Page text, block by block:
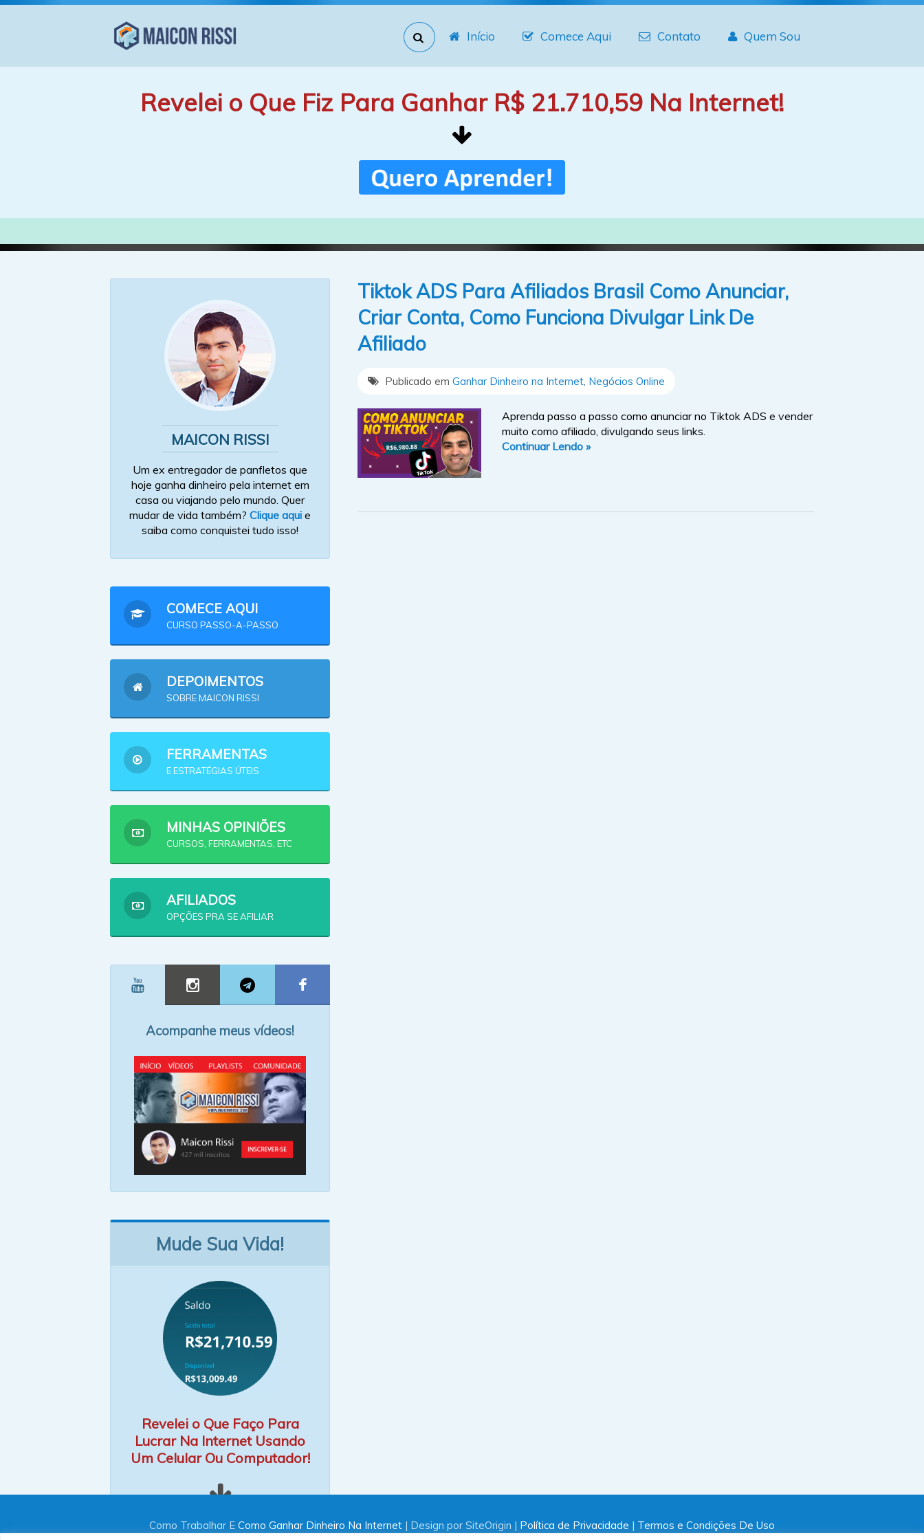
Início Comece Aqui Contato Quem Sou
Revelei o Que Fiz Para Ganhar R$ 21.710,59 Na Internet!
Tiktok ADS Para Afiliados Brasil Como Anunciar,
Criar Conta, Como Funciona Divulgar Link De
Afiliado
Publicado em Ganhar Dinheiro na Internet Negócios Online
Aprenda passo a passo como anunciar no Tiktok ADS e vender
muito como afiliado, divulgando seus links.
Continuar Lendo »
MAICON RISSI
Um ex entregador de panfletos que
hoje ganha dinheiro pela internet em
casa ou viajando pelo mundo. Quer
mudar de vida também? Clique aqui e
saiba como conquistei tudo isso!
COMECE AQUI
CURSO PASSO-A-PASSO
DEPOIMENTOS
SOBRE MAICON RISSI
FERRAMENTAS
E ESTRATÉGIAS ÚTEIS
MINHAS OPINIÕES
CURSOS, FERRAMENTAS, ETC
AFILIADOS
OPÇÕES PRA SE AFILIAR
Acompanhe meus vídeos!
Mude Sua Vida!
Revelei o Que Faço Para
Lucrar Na Internet Usando
Um Celular Ou Computador!
Como Trabalhar E Como Ganhar Dinheiro Na Internet | Design por SiteOrigin | Política de Privacidade | Termos e Condições De Uso